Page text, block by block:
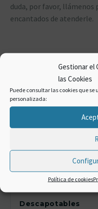
Gestionar el
las Cookies
Puede consultar las cookies que
personalizada:
Política de cookies
duda, por favor,
encantados de atenderle.
CATEGORÍAS
Aeropuerto de
Costa del Sol
Descapotables